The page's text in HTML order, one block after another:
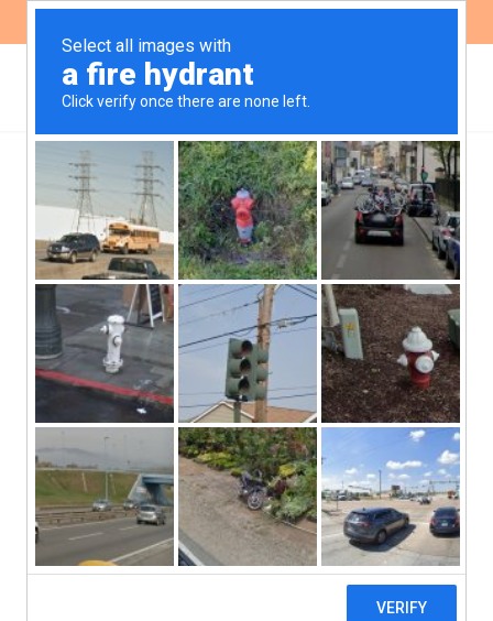
Pronunciamiento por la
designación del Fiscal
General de Córdoba